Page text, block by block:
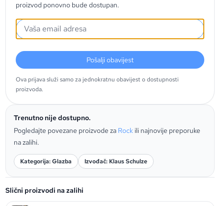
proizvod ponovno bude dostupan.
Pošalji obavijest
Ova prijava služi samo za jednokratnu obavijest o dostupnosti
proizvoda.
Trenutno nije dostupno.
Pogledajte povezane proizvode za Rock ili najnovije preporuke
na zalihi.
Kategorija: Glazba Izvođač: Klaus Schulze
Slični proizvodi na zalihi